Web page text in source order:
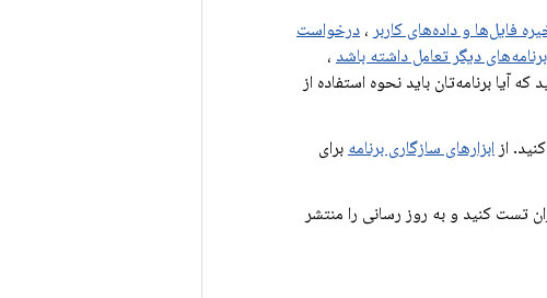
فایل‌ها و داده‌های کاربر ، درخواست
برنامه‌های دیگر تعامل داشته باشد ،
آیا برنامه‌تان باید نحوه استفاده از
ابزارهای سازگاری برنامه برای
دهید، با کاربران تست کنید و به روز رسانی را منتشر